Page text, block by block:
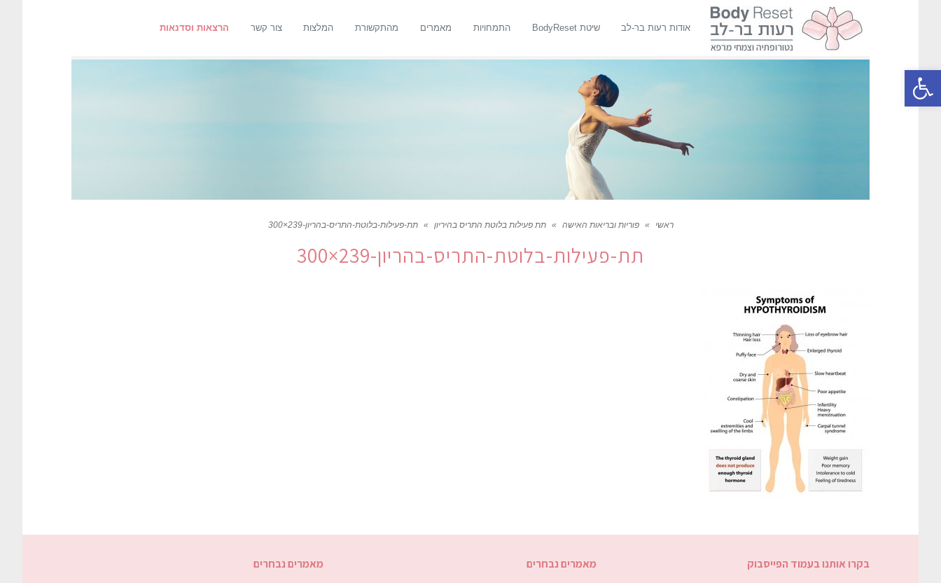
פתח סרגל נגישות
אודות רעות בר-לב שיטת BodyReset התמחויות מאמרים מהתקשורת המלצות צור קשר הרצאות וסדנאות
ראשי » פוריות ובריאות האישה » תת פעילות בלוטת התריס בהיריון » תת-פעילות-בלוטת-התריס-בהריון-239×300
תת-פעילות-בלוטת-התריס-בהריון-239×300
בקרו אותנו בעמוד הפייסבוק מאמרים נבחרים מאמרים נבחרים